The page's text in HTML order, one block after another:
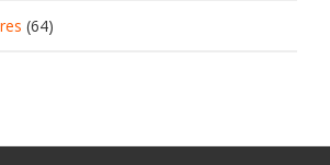
(64)